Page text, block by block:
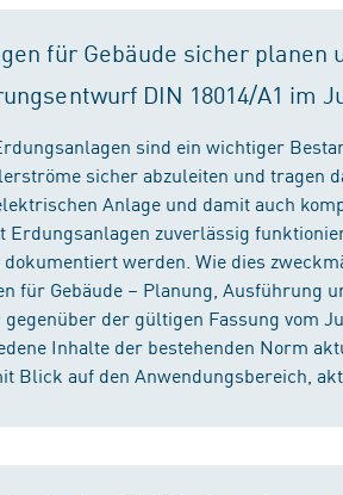
für Gebäude sicher planen
DIN 18014/A1 im
sind ein wichtiger
sicher abzuleiten und tragen
Anlage und damit auch
Erdungsanlagen zuverlässig
werden. Wie dies
für Gebäude – Planung,
der gültigen Fassung vom
Inhalte der bestehenden Norm
Blick auf den Anwendungsbereich,